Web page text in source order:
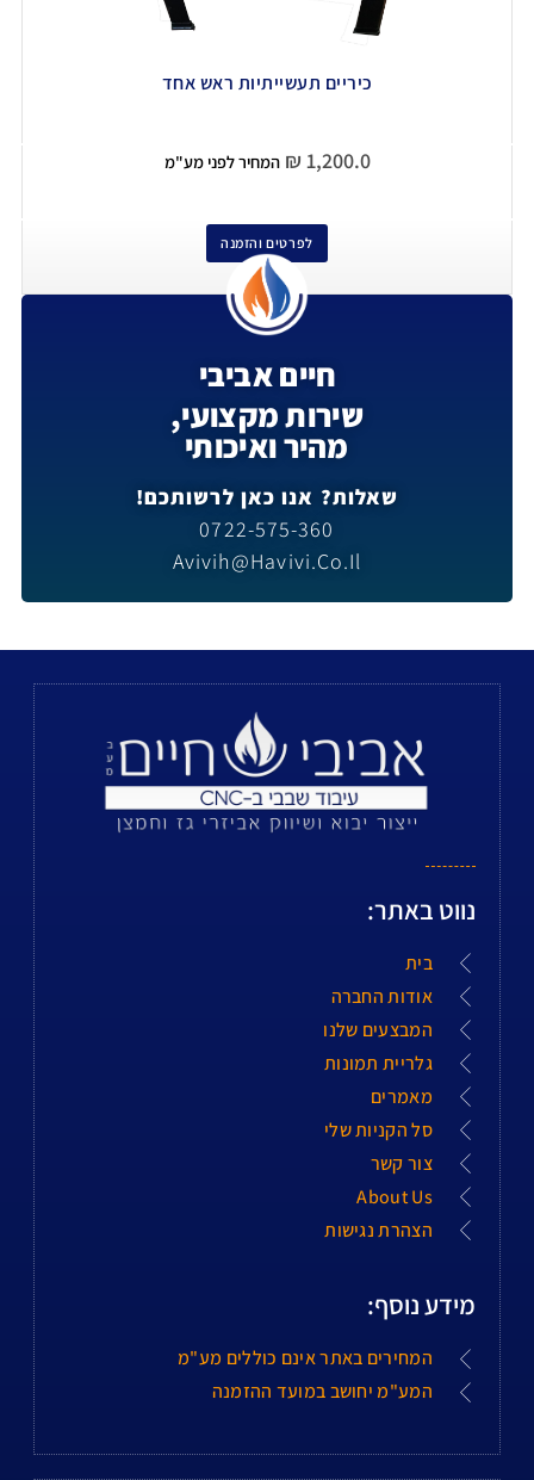
כיריים תעשייתיות ראש אחד
₪ 1,200.0 המחיר לפני מע"מ
לפרטים והזמנה
חיים אביבי
שירות מקצועי,
מהיר ואיכותי
שאלות? אנו כאן לרשותכם!
0722-575-360
Avivih@havivi.co.il
נווט באתר:
בית
אודות החברה
המבצעים שלנו
גלריית תמונות
מאמרים
סל הקניות שלי
צור קשר
About Us
הצהרת נגישות
מידע נוסף:
המחירים באתר אינם כוללים מע"מ
המע"מ יחושב במועד ההזמנה